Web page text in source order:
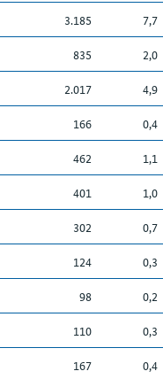
3.185 7,7
835 2,0
2.017 4,9
166 0,4
462 1,1
401 1,0
302 0,7
124 0,3
98 0,2
110 0,3
167 0,4